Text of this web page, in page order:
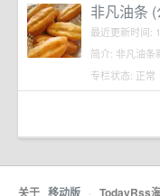
非凡油条
最近更新时间:
简介: 非凡油条
专栏状态: 正常
关于 移动版 · TodayRss